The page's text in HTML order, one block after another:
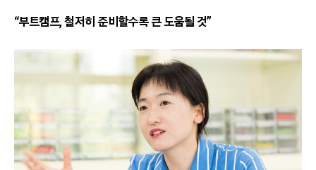
“부트캠프, 철저히 준비할수록 큰 도움될 것”